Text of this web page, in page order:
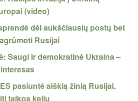
(video)
dėl aukščiausių postų bet
Rusijai
Saugi ir demokratinė Ukraina –
pasiuntė aiškią žinią Rusijai,
taikos keliu